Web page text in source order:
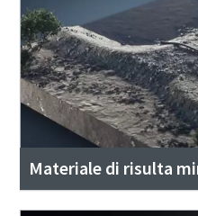
Materiale di risulta